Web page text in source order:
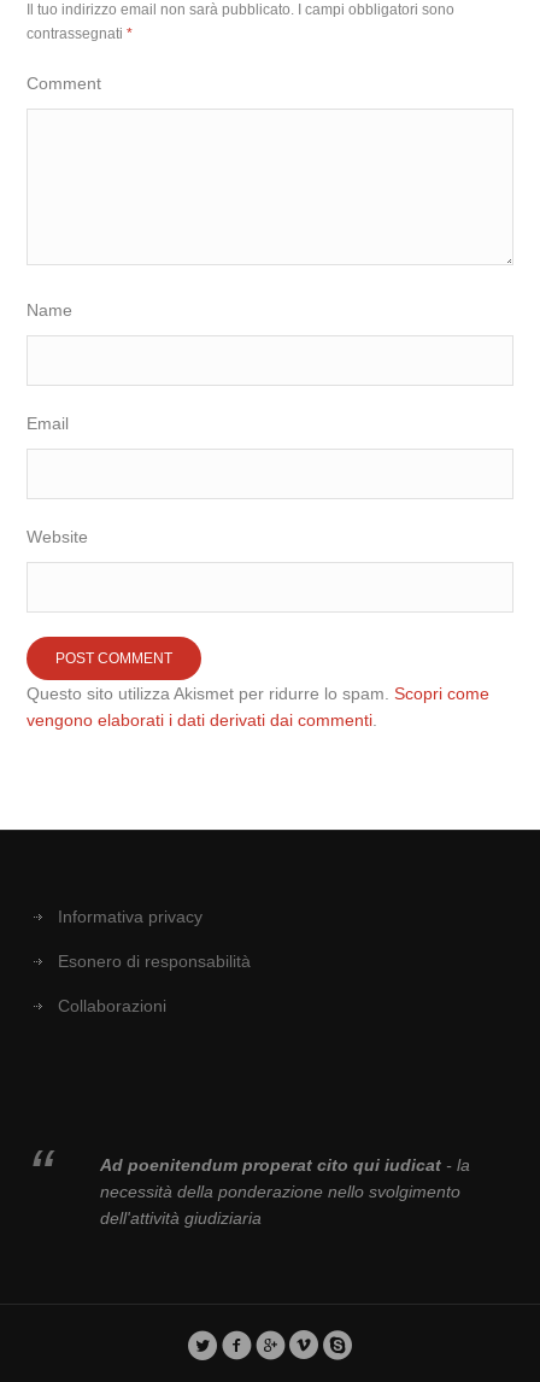
Il tuo indirizzo email non sarà pubblicato.
I campi obbligatori sono
contrassegnati*
Comment
Name
Email
Website
Questo sito utilizza Akismet per ridurre lo spam.Scopri come
vengono elaborati i dati derivati dai commenti
Informativa privacy
Esonero di responsabilità
Collaborazioni
Ad poenitendum properat cito qui iudicat- la
necessità della ponderazione nello svolgimento
dell'attività giudiziaria